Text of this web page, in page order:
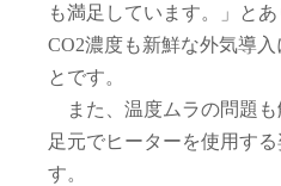
も満足しています。」と
CO2濃度も新鮮な外気導
とです。
また、温度ムラの問題
足元でヒーターを使用す
す。